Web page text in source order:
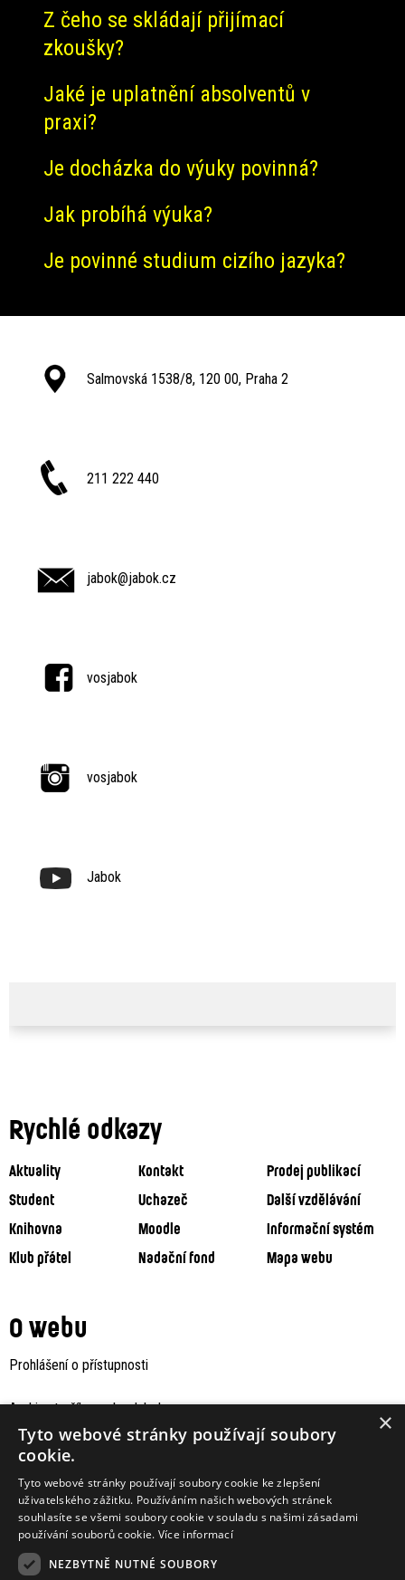
Z čeho se skládají přijímací
zkoušky?
Jaké je uplatnění absolventů v
praxi?
Je docházka do výuky povinná?
Jak probíhá výuka?
Je povinné studium cizího jazyka?
Salmovská 1538/8, 120 00, Praha 2
211 222 440
jabok@jabok.cz
vosjabok
vosjabok
Jabok
Rychlé odkazy
Aktuality Kontakt
Prodej publikací
Student
Uchazeč
Další vzdělávání
Knihovna
Moodle
Informační systém
Klub přátel
Nadační fond Mapa webu
O webu
Prohlášení o přístupnosti
Archiv staršího webu Jaboku ×
Tyto webové stránky používají soubory
cookie.
Tyto webové stránky používají soubory cookie ke zlepšení
uživatelského zážitku. Používáním našich webových stránek
souhlasíte se všemi soubory cookie v souladu s našimi zásadami
používání souborů cookie. Více informací
NEZBYTNĚ NUTNÉ SOUBORY